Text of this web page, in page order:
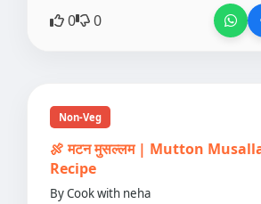
0 0
Non-Veg
🍖 मटन मुसल्लम | Mutton
Recipe
By Cook with neha